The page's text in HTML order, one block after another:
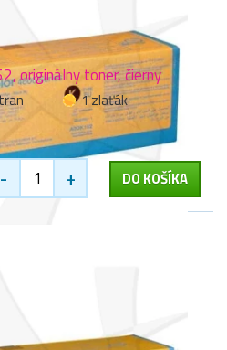
originálny toner, čierny
1 zlaťák
- + DO KOŠÍKA